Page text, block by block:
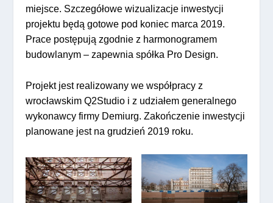
miejsce. Szczegółowe wizualizacje inwestycji
projektu będą gotowe pod koniec marca 2019.
Prace postępują zgodnie z harmonogramem
budowlanym – zapewnia spółka Pro Design.
Projekt jest realizowany we współpracy z
wrocławskim Q2Studio i z udziałem generalnego
wykonawcy firmy Demiurg. Zakończenie inwestycji
planowane jest na grudzień 2019 roku.